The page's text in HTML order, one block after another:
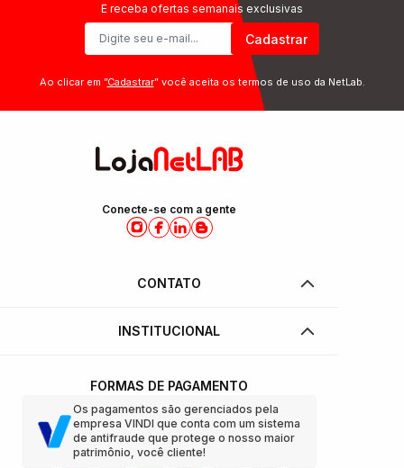
E receba ofertas semanais exclusivas
Cadastrar
Ao clicar em ”Cadastrar” você aceita os termos de uso da NetLab.
Conecte-se com a gente
CONTATO
INSTITUCIONAL
FORMAS DE PAGAMENTO
Os pagamentos são gerenciados pela
empresa VINDI que conta com um sistema
de antifraude que protege o nosso maior
patrimônio, você cliente!